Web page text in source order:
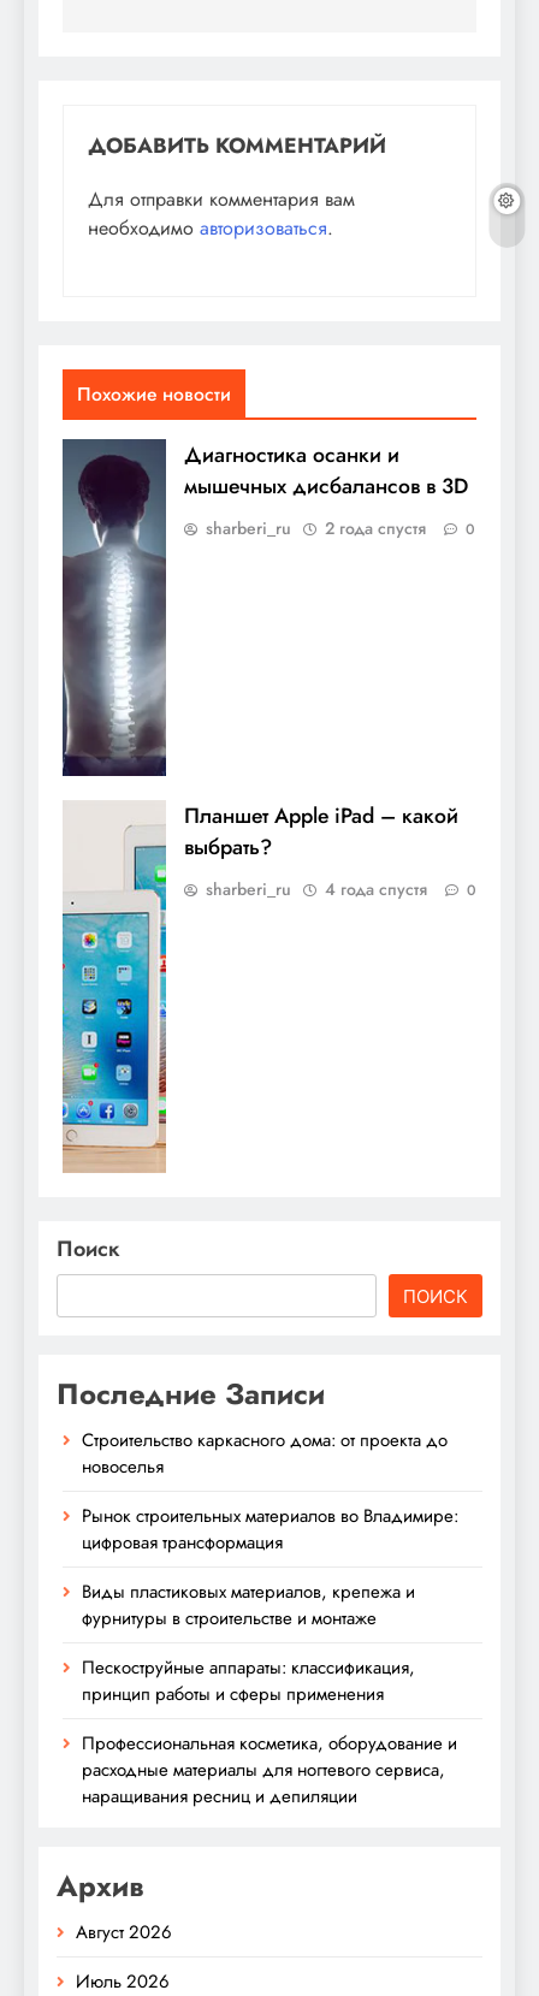
ДОБАВИТЬ КОММЕНТАРИЙ
Для отправки комментария вам
необходимо авторизоваться.
Похожие новости
Диагностика осанки и
мышечных дисбалансов в 3D
sharberi_ru 2 года спустя 0
Планшет Apple iPad – какой
выбрать?
sharberi_ru 4 года спустя 0
Поиск
ПОИСК
Последние Записи
Строительство каркасного дома: от проекта до
новоселья
Рынок строительных материалов во Владимире:
цифровая трансформация
Виды пластиковых материалов, крепежа и
фурнитуры в строительстве и монтаже
Пескоструйные аппараты: классификация,
принцип работы и сферы применения
Профессиональная косметика, оборудование и
расходные материалы для ногтевого сервиса,
наращивания ресниц и депиляции
Архив
Август 2026
Июль 2026